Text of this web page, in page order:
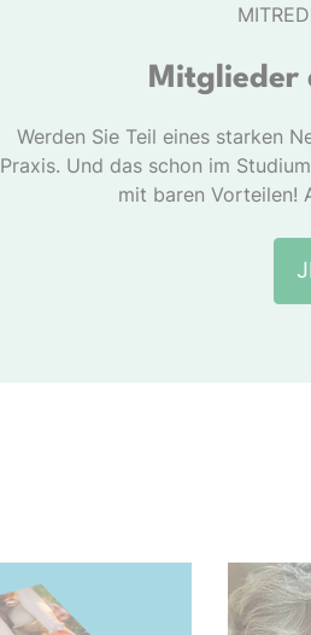
Mitglieder
Werden Sie Teil eines starken
Praxis. Und das schon im
mit baren Vorteilen!